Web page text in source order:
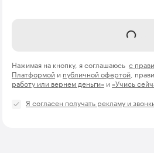
Отправить
Нажимая на кнопку, я соглашаюсь с
Платформой и публичной офертой ,
работу или вернем деньги» и «Учись
Я согласен получать рекламу и